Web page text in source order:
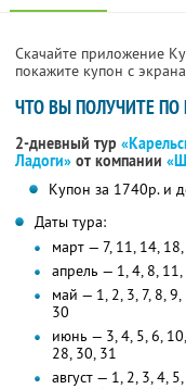
Скачайте приложение
покажите купон с
ЧТО ВЫ ПОЛУЧИТЕ ПО
2-дневный тур
Ладоги» от компании
Купон за 1740р. и
Даты тура:
март — 7, 11, 14,
апрель — 1, 4, 8,
май — 1, 2, 3, 7, 8,
30
июнь — 3, 4, 5, 6,
28, 30, 31
август — 1, 2, 3, 4,